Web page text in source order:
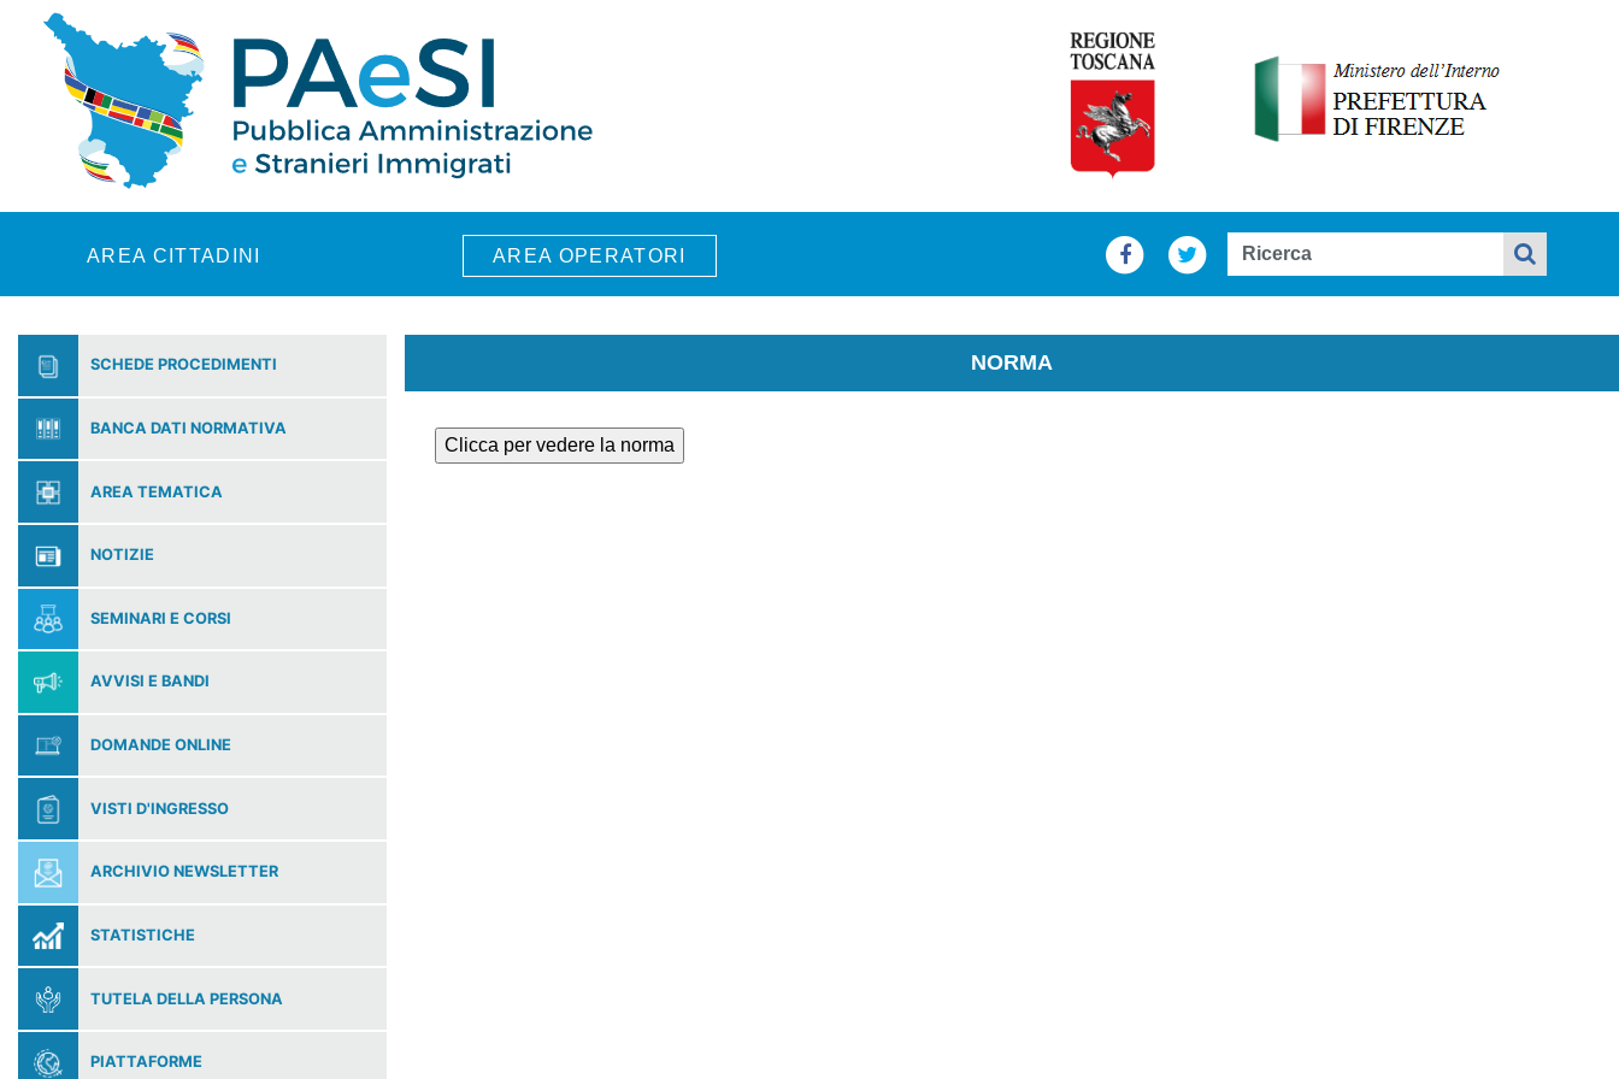
Skip to main content
AREA CITTADINI AREA OPERATORI
SCHEDE PROCEDIMENTI
BANCA DATI NORMATIVA
AREA TEMATICA
NOTIZIE
SEMINARI E CORSI
AVVISI E BANDI
DOMANDE ONLINE
VISTI D'INGRESSO
ARCHIVIO NEWSLETTER
STATISTICHE
TUTELA DELLA PERSONA
PIATTAFORME
NORMA
Clicca per vedere la norma